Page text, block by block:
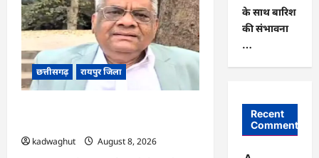
में
साइबर
ठगों
ने
नेता
को
बनाया
निशाना
…
छत्तीसगढ़ रायपुर जिला
kadwaghut
August 8, 2026
के साथ बारिश
की संभावना
…
Recent
Comments